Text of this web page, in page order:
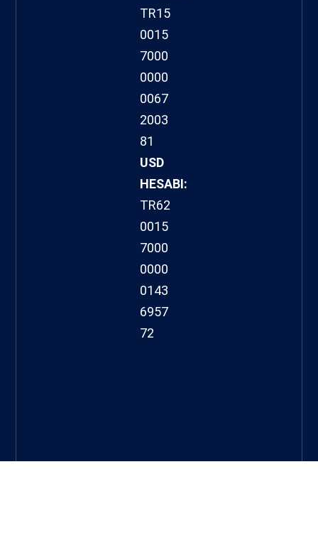
TR15
0015
7000
0000
0067
2003
81
USD
HESABI:
TR62
0015
7000
0000
0143
6957
72